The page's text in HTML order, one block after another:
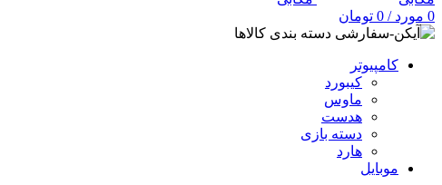
0 مورد/
0 تومان
دسته بندی کالاها
کامپیوتر
کیبورد
ماوس
هدست
دسته بازی
هارد
موبایل